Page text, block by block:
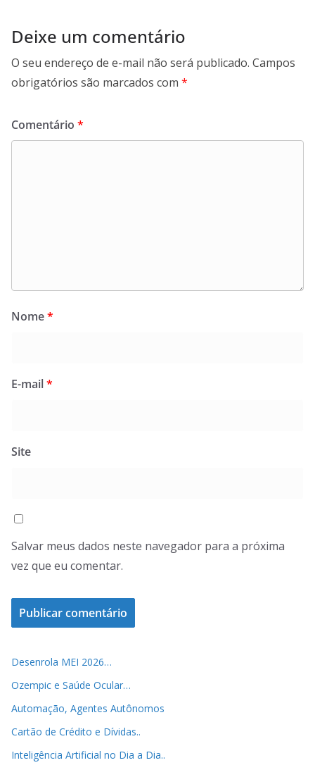
Deixe um comentário
O seu endereço de e-mail não será publicado. Campos
obrigatórios são marcados com *
Comentário *
Nome*
E-mail*
Site
Salvar meus dados neste navegador para a próxima
vez que eu comentar.
Desenrola MEI 2026…
Ozempic e Saúde Ocular…
Automação, Agentes Autônomos
Cartão de Crédito e Dívidas..
Inteligência Artificial no Dia a Dia..